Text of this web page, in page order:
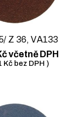
Z 36, VA133
včetně DPH
Kč bez DPH )